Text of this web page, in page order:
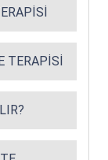
TERAPISI